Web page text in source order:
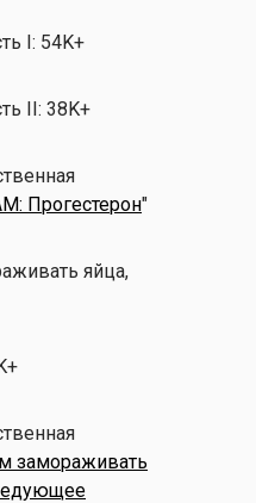
I: 54K+
II: 38K+
Прогестерон"
яйца,
замораживать